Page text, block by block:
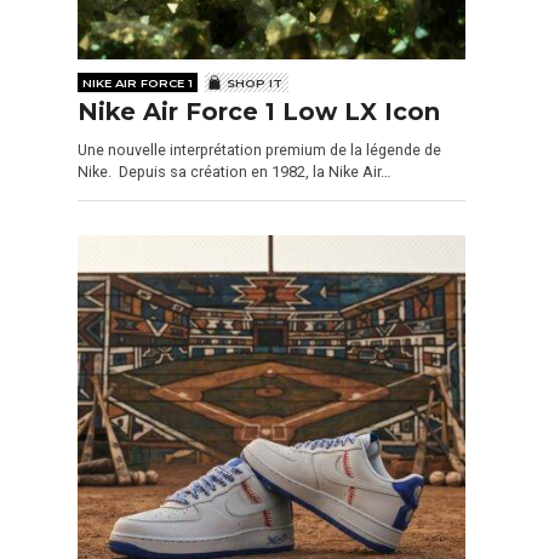
NIKE AIR FORCE 1 SHOP IT
Nike Air Force 1 Low LX Icon
Une nouvelle interprétation premium de la légende de
Nike. Depuis sa création en 1982, la Nike Air…